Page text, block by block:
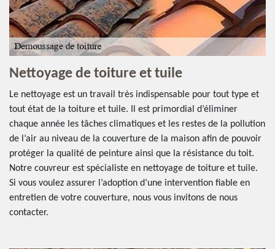
Nettoyage de toiture et tuile
Le nettoyage est un travail très indispensable pour tout type et
tout état de la toiture et tuile. Il est primordial d’éliminer
chaque année les tâches climatiques et les restes de la pollution
de l’air au niveau de la couverture de la maison afin de pouvoir
protéger la qualité de peinture ainsi que la résistance du toit.
Notre couvreur est spécialiste en nettoyage de toiture et tuile.
Si vous voulez assurer l’adoption d’une intervention fiable en
entretien de votre couverture, nous vous invitons de nous
contacter.